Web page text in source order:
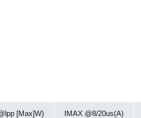
[Max]W) IMAX @8/20us(A)